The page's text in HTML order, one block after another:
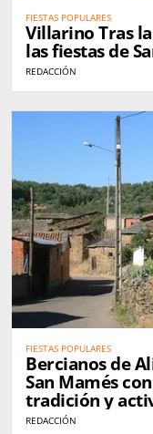
FIESTAS POPULARES
Villarino Tras
las fiestas de
REDACCIÓN
FIESTAS POPULARES
Bercianos de
San Mamés
tradición y
edades
REDACCIÓN